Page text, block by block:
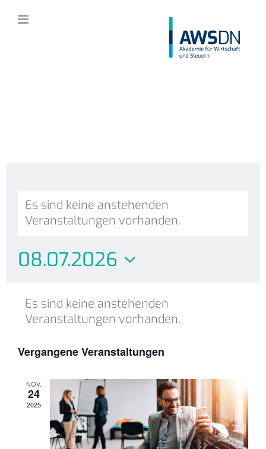
Inhalt
Es sind keine anstehenden
Veranstaltungen vorhanden.
08.07.2026
wählen.
Kalender
von
Es sind keine anstehenden
Veranstaltungen vorhanden.
Vergangene Veranstaltungen
NOV.
24
2025